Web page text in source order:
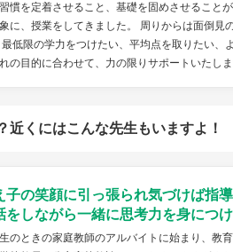
慣を定着させること、基礎を固めさせること
に、授業をしてきました。 周りからは面倒見
低限の学力をつけたい、平均点を取りたい、
の目的に合わせて、力の限りサポートいたしま
くにはこんな先生もいますよ！
子の笑顔に引っ張られ気づけば指
をしながら一緒に思考力を身につけ
のときの家庭教師のアルバイトに始まり、教